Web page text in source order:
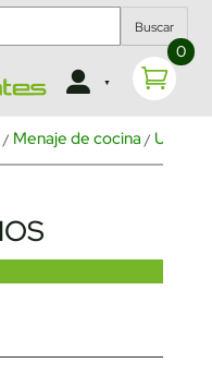
Buscar
0
/ Menaje de cocina /